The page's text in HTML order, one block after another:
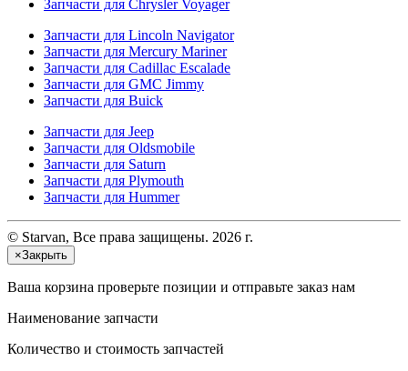
Запчасти для Chrysler Voyager
Запчасти для Lincoln Navigator
Запчасти для Mercury Mariner
Запчасти для Cadillac Escalade
Запчасти для GMC Jimmy
Запчасти для Buick
Запчасти для Jeep
Запчасти для Oldsmobile
Запчасти для Saturn
Запчасти для Plymouth
Запчасти для Hummer
© Starvan, Все права защищены. 2026 г.
×Закрыть
Ваша корзина проверьте позиции и отправьте заказ нам
Наименование запчасти
Количество и стоимость запчастей